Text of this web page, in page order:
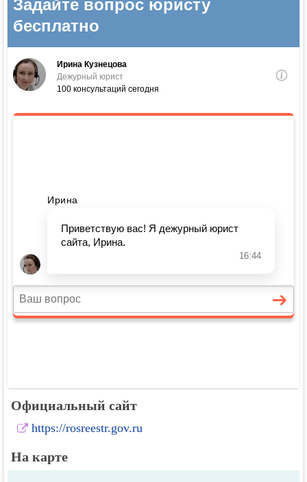
Официальный сайт
https://rosreestr.gov.ru
На карте